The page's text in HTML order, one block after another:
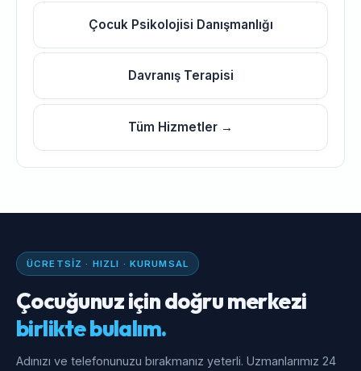
Çocuk Psikolojisi Danışmanlığı
Davranış Terapisi
Tüm Hizmetler →
ÜCRETSIZ · HIZLI · KURUMSAL
Çocuğunuz için doğru merkezi
birlikte bulalım.
Adınızı ve telefonunuzu bırakmanız yeterli. Uzmanlarımız 24